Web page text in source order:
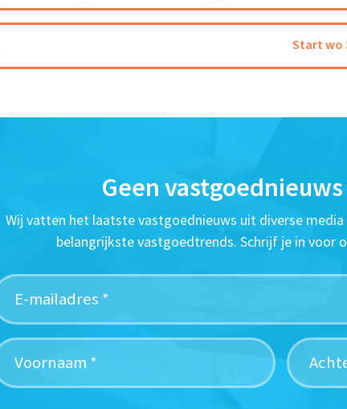
Start wo
Geen
Wij vatten het laatste vastgoednieuws uit diverse
belangrijkste vastgoedtrends. Schrijf je in voor